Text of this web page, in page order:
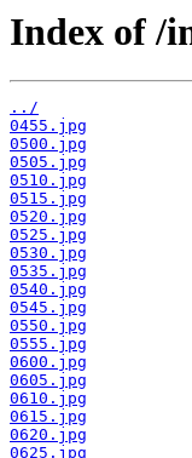
Index of /
../
0455.jpg
0500.jpg
0505.jpg
0510.jpg
0515.jpg
0520.jpg
0525.jpg
0530.jpg
0535.jpg
0540.jpg
0545.jpg
0550.jpg
0555.jpg
0600.jpg
0605.jpg
0610.jpg
0615.jpg
0620.jpg
0625.jpg